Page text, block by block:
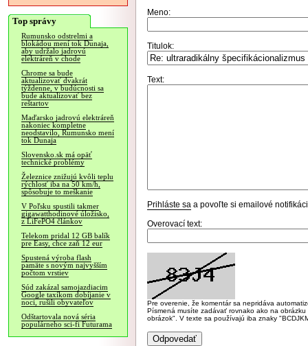
Top správy
Rumunsko odstrelmi a
blokádou mení tok Dunaja,
aby udržalo jadrovú
elektráreň v chode
Chrome sa bude
aktualizovať dvakrát
týždenne, v budúcnosti sa
bude aktualizovať bez
reštartov
Maďarsko jadrovú elektráreň
nakoniec kompletne
neodstavilo, Rumunsko mení
tok Dunaja
Slovensko.sk má opäť
technické problémy
Železnice znižujú kvôli teplu
rýchlosť iba na 50 km/h,
spôsobuje to meškanie
V Poľsku spustili takmer
gigawatthodinové úložisko,
z LiFePO4 článkov
Telekom pridal 12 GB balík
pre Easy, chce zaň 12 eur
Spustená výroba flash
pamäte s novým najvyšším
počtom vrstiev
Súd zakázal samojazdiacim
Google taxíkom dobíjanie v
noci, rušili obyvateľov
Odštartovala nová séria
populárneho sci-fi Futurama
Meno:
Titulok:
Text:
Prihláste sa a povoľte si emailové
Overovací text:
Pre overenie, že komentár sa nepridáva
Písmená musíte zadávať rovnako ako na
obrázok". V texte sa používajú iba znaky